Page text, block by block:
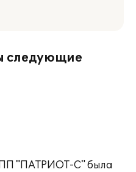
следующие
"ПАТРИОТ-С" была